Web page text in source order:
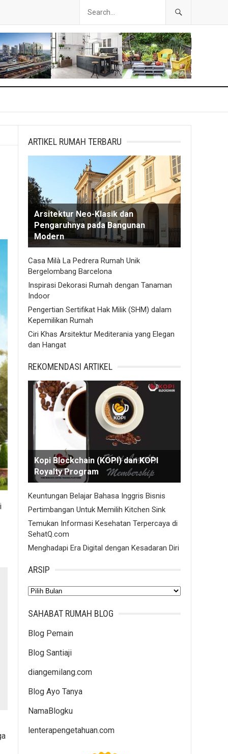
ARTIKEL RUMAH TERBARU
Arsitektur Neo-Klasik dan
Pengaruhnya pada Bangunan
Modern
Casa Milà La Pedrera Rumah Unik
Bergelombang Barcelona
Inspirasi Dekorasi Rumah dengan Tanaman
Indoor
Pengertian Sertifikat Hak Milik (SHM) dalam
Kepemilikan Rumah
Ciri Khas Arsitektur Mediterania yang Elegan
dan Hangat
REKOMENDASI ARTIKEL
Kopi Blockchain (KOPI) dan KOPI
Royalty Program
Keuntungan Belajar Bahasa Inggris Bisnis
Pertimbangan Untuk Memilih Kitchen Sink
Temukan Informasi Kesehatan Terpercaya di
SehatQ.com
Menghadapi Era Digital dengan Kesadaran Diri
ARSIP
Arsip
SAHABAT RUMAH BLOG
Blog Pemain
Blog Santiaji
diangemilang.com
Blog Ayo Tanya
NamaBlogku
lenterapengetahuan.com